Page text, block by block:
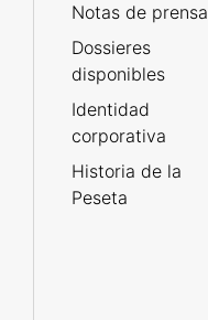
Notas de prensa
Dossieres
disponibles
Identidad
corporativa
Historia de la
Peseta